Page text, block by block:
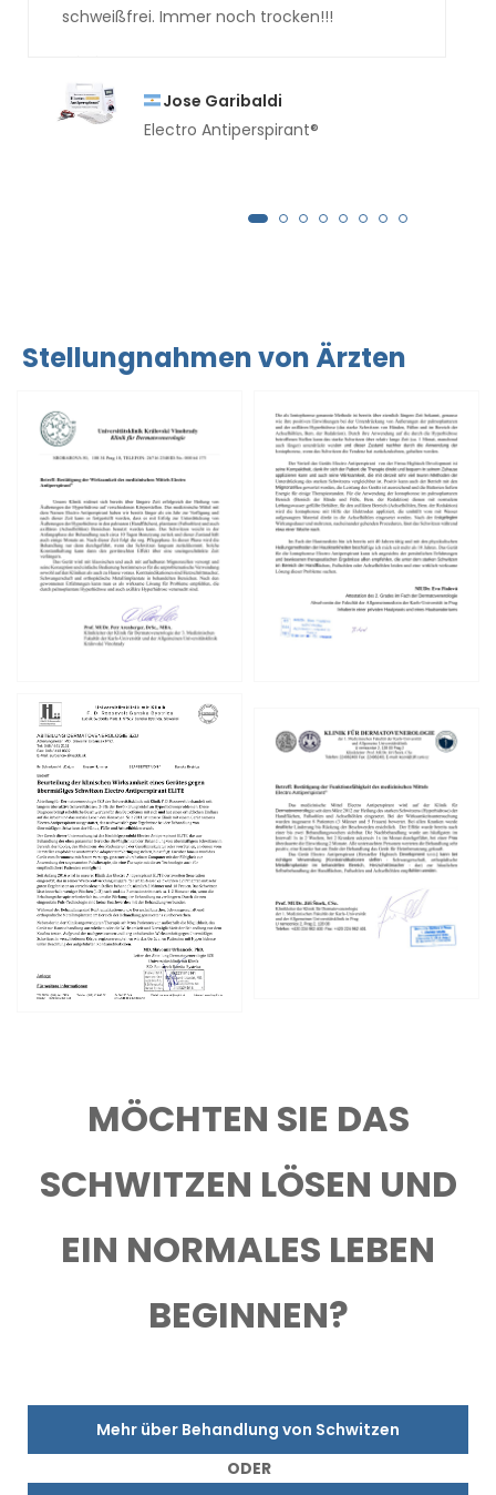
schweißfrei. Immer noch trocken!!!
Jose Garibaldi
Electro Antiperspirant®
Stellungnahmen von Ärzten
MÖCHTEN SIE DAS
SCHWITZEN LÖSEN UND
EIN NORMALES LEBEN
BEGINNEN?
Mehr über Behandlung von Schwitzen
ODER